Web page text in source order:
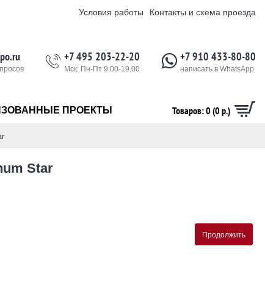
Условия работы Контакты и схема проезда
+7 495 203-22-20
Мск: Пн-Пт 9.00-19.00
+7 910 433-80-80
написать в WhatsApp
ПРОЕКТЫ Товаров: 0 (0 р.)
Star
Продолжить